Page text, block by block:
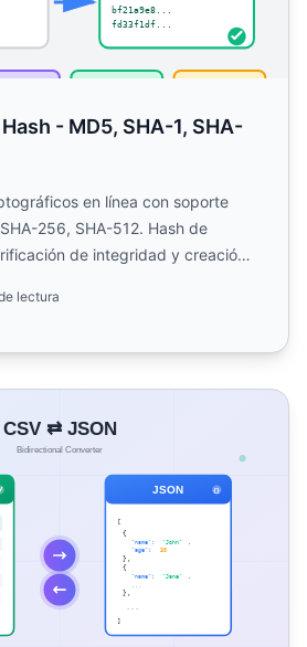
- MD5, SHA-1, SHA-
en línea con soporte
256, SHA-512. Hash de
de integridad y creación
lectura
- Convertir CSV y JSON